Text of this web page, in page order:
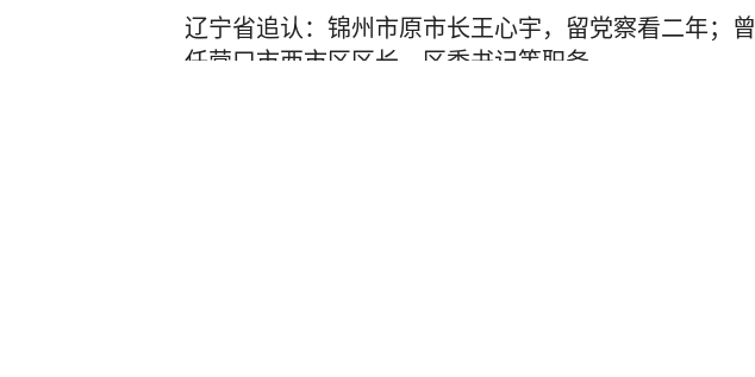
辽宁省追认：锦州市原市长王心宇，留党察看二年；曾
任营口市西市区区长、区委书记等职务